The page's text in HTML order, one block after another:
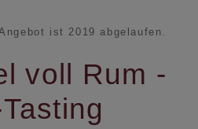
ist 2019 abgelaufen.
voll Rum -